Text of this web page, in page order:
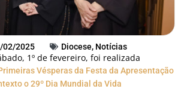
02/2025 Diocese, Notícias
1º de fevereiro, foi realizada
Vésperas da Festa da Apresentação
o 29º Dia Mundial da Vida